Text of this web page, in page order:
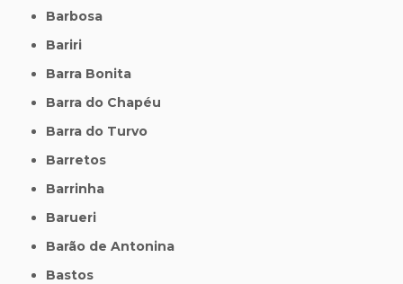
Barbosa
Bariri
Barra Bonita
Barra do Chapéu
Barra do Turvo
Barretos
Barrinha
Barueri
Barão de Antonina
Bastos